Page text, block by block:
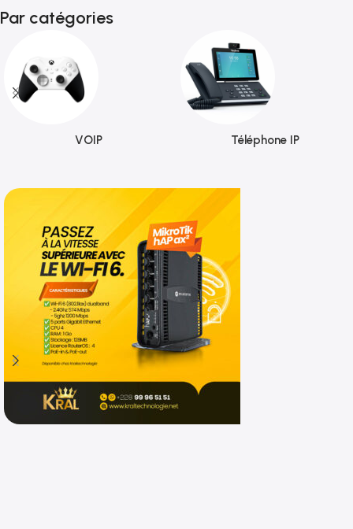
Par catégories
VOIP Téléphone IP